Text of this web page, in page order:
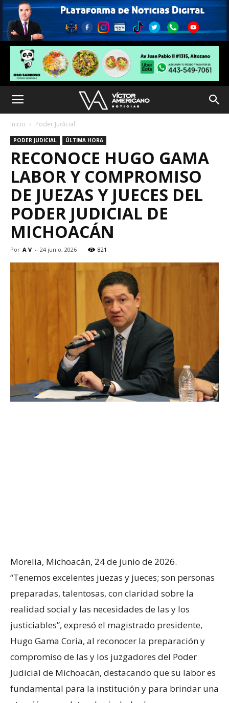
Inicio Poder Judicial
PODER JUDICIAL ÚLTIMA HORA
RECONOCE HUGO GAMA
LABOR Y COMPROMISO
DE JUEZAS Y JUECES DEL
PODER JUDICIAL DE
MICHOACÁN
Por A V - 24 junio, 2026 821
Morelia, Michoacán, 24 de junio de 2026.
“Tenemos excelentes juezas y jueces; son personas
preparadas, talentosas, con claridad sobre la
realidad social y las necesidades de las y los
justiciables”, expresó el magistrado presidente,
Hugo Gama Coria, al reconocer la preparación y
compromiso de las y los juzgadores del Poder
Judicial de Michoacán, destacando que su labor es
fundamental para la institución y para brindar una